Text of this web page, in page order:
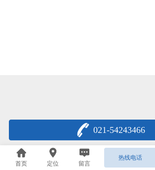
021-54243466
首页 定位 留言
热线电话